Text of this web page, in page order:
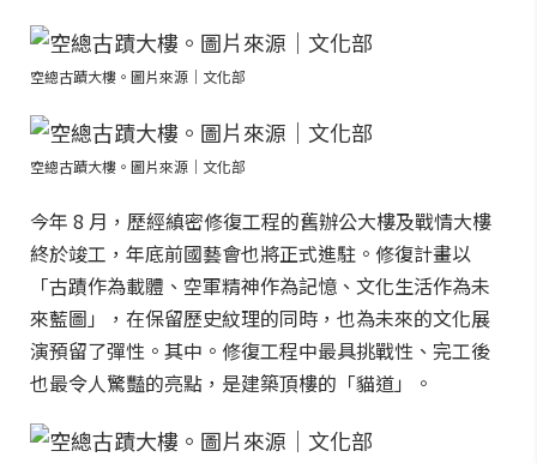
空總古蹟大樓。圖片來源｜文化部
空總古蹟大樓。圖片來源｜文化部
今年 8 月，歷經縝密修復工程的舊辦公大樓及戰情大樓
終於竣工，年底前國藝會也將正式進駐。修復計畫以
「古蹟作為載體、空軍精神作為記憶、文化生活作為未
來藍圖」，在保留歷史紋理的同時，也為未來的文化展
演預留了彈性。其中。修復工程中最具挑戰性、完工後
也最令人驚豔的亮點，是建築頂樓的「貓道」。